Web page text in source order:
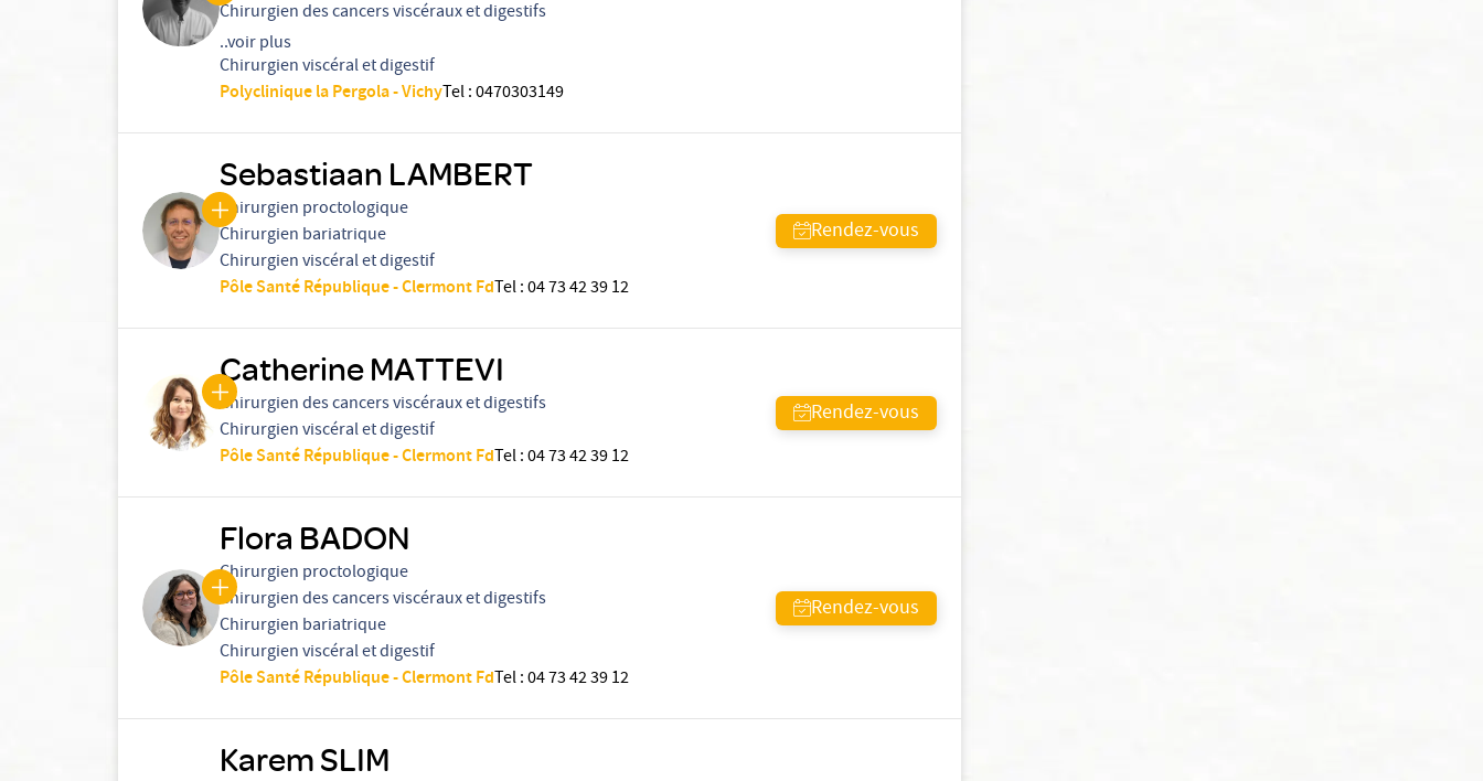
Chirurgien des cancers viscéraux et digestifs
..voir plus
Chirurgien viscéral et digestif
Polyclinique la Pergola - VichyTel:0470303149
Sebastiaan LAMBERT
Chirurgien proctologique
Chirurgien bariatrique
Chirurgien viscéral et digestif
Pôle Santé République - Clermont FdTel:04 73 42 39 12
Rendez-vous
Catherine MATTEVI
Chirurgien des cancers viscéraux et digestifs
Chirurgien viscéral et digestif
Pôle Santé République - Clermont FdTel:04 73 42 39 12
Rendez-vous
Flora BADON
Chirurgien proctologique
Chirurgien des cancers viscéraux et digestifs
Chirurgien bariatrique
Chirurgien viscéral et digestif
Pôle Santé République - Clermont FdTel:04 73 42 39 12
Rendez-vous
Karem SLIM